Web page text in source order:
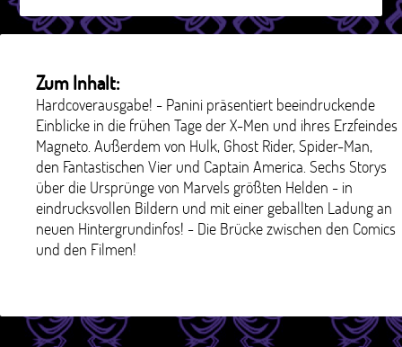
Zum Inhalt:
Hardcoverausgabe! - Panini präsentiert beeindruckende
Einblicke in die frühen Tage der X-Men und ihres Erzfeindes
Magneto. Außerdem von Hulk, Ghost Rider, Spider-Man,
den Fantastischen Vier und Captain America. Sechs Storys
über die Ursprünge von Marvels größten Helden - in
eindrucksvollen Bildern und mit einer geballten Ladung an
neuen Hintergrundinfos! - Die Brücke zwischen den Comics
und den Filmen!